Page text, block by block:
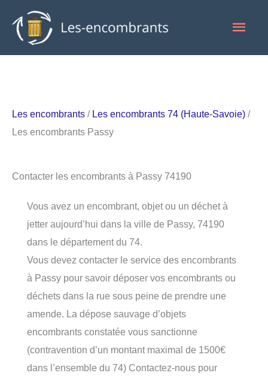
contenu
Les encombrants / Les encombrants 74 (Haute-Savoie) /
Les encombrants Passy
Contacter les encombrants à Passy 74190
Vous avez un encombrant, objet ou un déchet à
jetter aujourd’hui dans la ville de Passy, 74190
dans le département du 74.
Vous devez contacter le service des encombrants
à Passy pour savoir déposer vos encombrants ou
déchets dans la rue sous peine de prendre une
amende. La dépose sauvage d’objets
encombrants constatée vous sanctionne
(contravention d’un montant maximal de 1500€
dans l’ensemble du 74) Contactez-nous pour